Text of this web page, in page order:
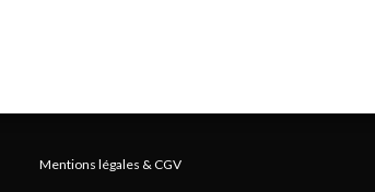
Mentions légales & CGV